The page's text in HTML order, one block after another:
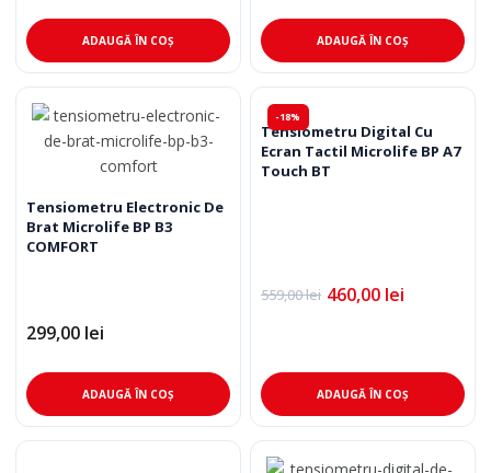
ADAUGĂ ÎN COȘ
a
fost:
299,00 lei.
este:
235,00 lei.ADAUGĂ ÎN COȘ
Tensiometru Electronic De
Brat Microlife BP B3
COMFORT
299,00 lei
ADAUGĂ ÎN COȘ
-18%
Tensiometru Digital Cu
Ecran Tactil Microlife BP A7
Touch BT
559,00lei
Prețul
559,00 lei.
460,00 lei
Prețul
ADAUGĂ ÎN COȘ